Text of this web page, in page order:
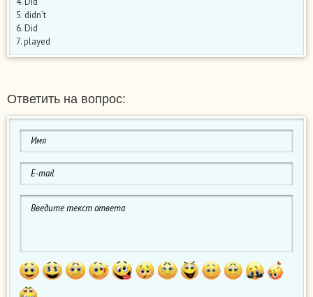
5. didn’t
6. Did
7. played
Ответить на вопрос: